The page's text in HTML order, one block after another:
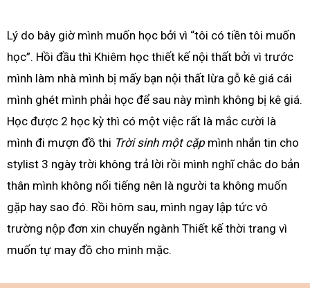
Lý do bây giờ mình muốn học bởi vì “tôi có tiền tôi muốn
học”. Hồi đầu thì Khiêm học thiết kế nội thất bởi vì trước
mình làm nhà mình bị mấy bạn nội thất lừa gỗ kê giá cái
mình ghét mình phải học để sau này mình không bị kê giá.
Học được 2 học kỳ thì có một việc rất là mắc cười là
mình đi mượn đồ thi Trời sinh một cặpmình nhắn tin cho
stylist 3 ngày trời không trả lời rồi mình nghĩ chắc do bản
thân mình không nổi tiếng nên là người ta không muốn
gặp hay sao đó. Rồi hôm sau, mình ngay lập tức vô
trường nộp đơn xin chuyển ngành Thiết kế thời trang vì
muốn tự may đồ cho mình mặc.